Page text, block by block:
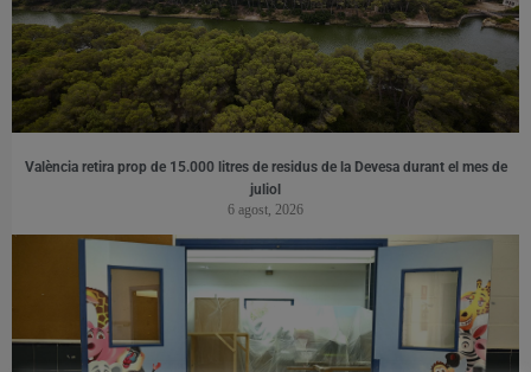
València retira prop de 15.000 litres de residus de la Devesa durant el mes de
juliol
6 agost, 2026